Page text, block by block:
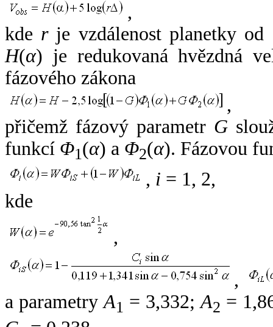
,
kde rje vzdálenost planetky od
H(α) je redukovaná hvězdná
fázového zákona
,
přičemž fázový parametr G
funkcí Φ1(α) a Φ2(α). Fázovou
, i = 1, 2,
kde
,
,
a parametryA1 = 3,332;A2 =